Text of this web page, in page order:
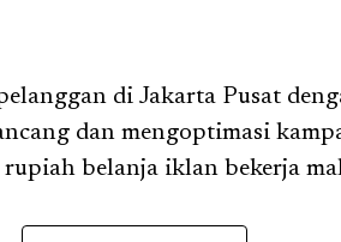
di Jakarta Pusat
dan mengoptimasi
belanja iklan bekerja